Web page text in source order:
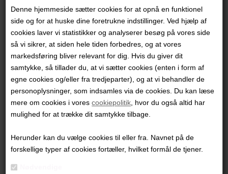
Denne hjemmeside sætter cookies for at opnå en funktionel
side og for at huske dine foretrukne indstillinger. Ved hjælp af
cookies laver vi statistikker og analyserer besøg på vores side
så vi sikrer, at siden hele tiden forbedres, og at vores
markedsføring bliver relevant for dig. Hvis du giver dit
samtykke, så tillader du, at vi sætter cookies (enten i form af
egne cookies og/eller fra tredjeparter), og at vi behandler de
personoplysninger, som indsamles via de cookies. Du kan læse
mere om cookies i vorescookiepolitik , hvor du også altid har
mulighed for at trække dit samtykke tilbage.
Herunder kan du vælge cookies til eller fra. Navnet på de
forskellige typer af cookies fortæller, hvilket formål de tjener.
2.400,00DKK
"En ringe runde - runde ringe. Eller omvendt?"
42 x 32 cm.
Mørk ramme med passe partout
PRODUKTBESKRIVELSE